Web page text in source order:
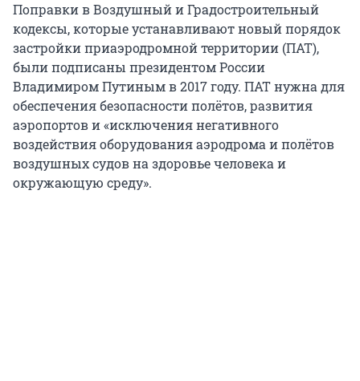
Поправки в Воздушный и Градостроительный
кодексы, которые устанавливают новый порядок
застройки приаэродромной территории (ПАТ),
были подписаны президентом России
Владимиром Путиным в 2017 году. ПАТ нужна для
обеспечения безопасности полётов, развития
аэропортов и «исключения негативного
воздействия оборудования аэродрома и полётов
воздушных судов на здоровье человека и
окружающую среду».